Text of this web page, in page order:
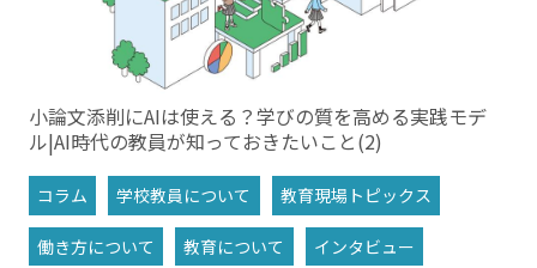
小論文添削にAIは使える？学びの質を高める実践モデ
ル|AI時代の教員が知っておきたいこと(2)
コラム 学校教員について 教育現場トピックス
働き方について 教育について インタビュー